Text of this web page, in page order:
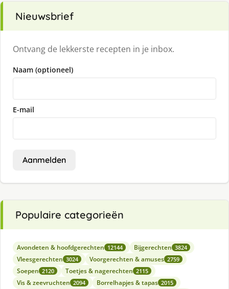
Nieuwsbrief
Ontvang de lekkerste recepten in je inbox.
Naam (optioneel)
E-mail
Aanmelden
Populaire categorieën
Avondeten & hoofdgerechten 12144 Bijgerechten 3824
Vleesgerechten 3024 Voorgerechten & amuses 2759
Soepen 2120 Toetjes & nagerechten 2115
Vis & zeevruchten 2094 Borrelhapjes & tapas 2015